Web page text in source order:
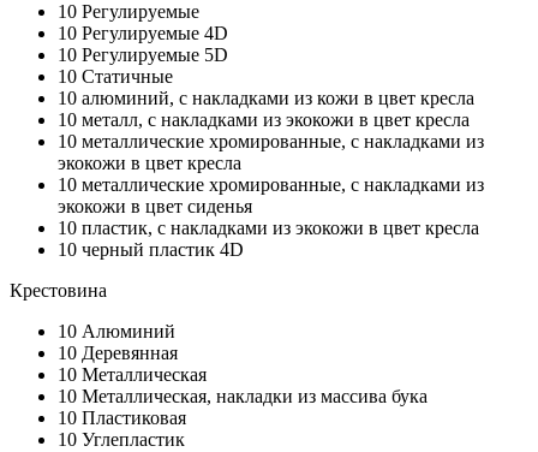
10 Регулируемые
10 Регулируемые 4D
10 Регулируемые 5D
10 Статичные
10 алюминий, с накладками из кожи в цвет кресла
10 металл, с накладками из экокожи в цвет кресла
10 металлические хромированные, с накладками из
экокожи в цвет кресла
10 металлические хромированные, с накладками из
экокожи в цвет сиденья
10 пластик, с накладками из экокожи в цвет кресла
10 черный пластик 4D
Крестовина
10 Алюминий
10 Деревянная
10 Металлическая
10 Металлическая, накладки из массива бука
10 Пластиковая
10 Углепластик